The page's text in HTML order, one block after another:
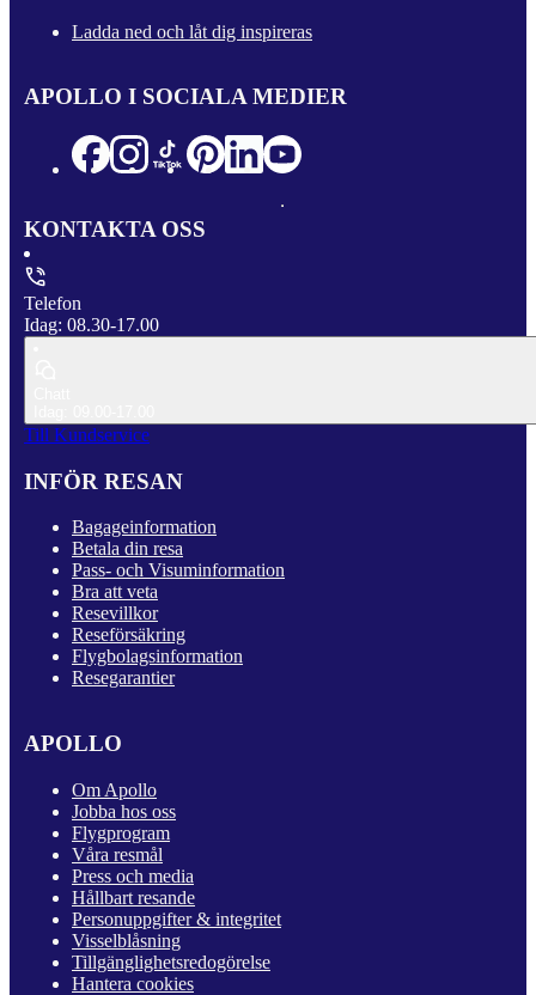
Ladda ned och låt dig inspireras
APOLLO I SOCIALA MEDIER
KONTAKTA OSS
Telefon
Idag: 08.30-17.00
Till Kundservice
INFÖR RESAN
Bagageinformation
Betala din resa
Pass- och Visuminformation
Bra att veta
Resevillkor
Reseförsäkring
Flygbolagsinformation
Resegarantier
APOLLO
Om Apollo
Jobba hos oss
Flygprogram
Våra resmål
Press och media
Hållbart resande
Personuppgifter & integritet
Visselblåsning
Tillgänglighetsredogörelse
Hantera cookies